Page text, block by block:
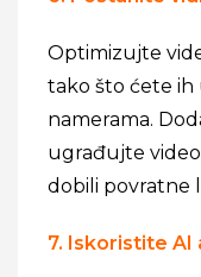
Optimizujte
tako što ćete ih
namerama.
ugrađujte
dobili povratne
7. Iskoristite AI